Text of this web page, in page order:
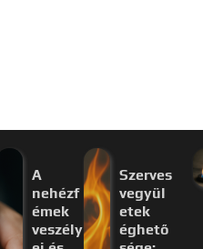
A
nehézf
émek
veszély
Szerves
vegyül
etek
éghető